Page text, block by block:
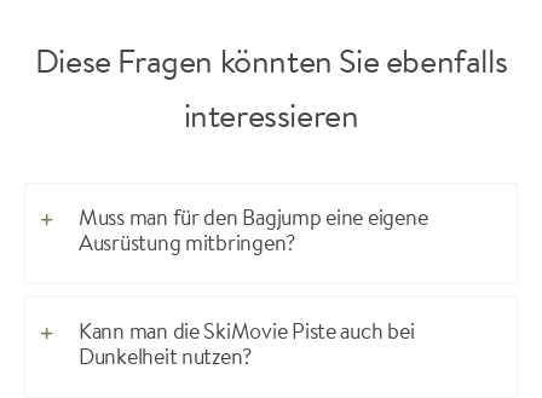
Diese Fragen könnten Sie ebenfalls
interessieren
Muss man für den Bagjump eine eigene
Ausrüstung mitbringen?
Kann man die SkiMovie Piste auch bei
Dunkelheit nutzen?